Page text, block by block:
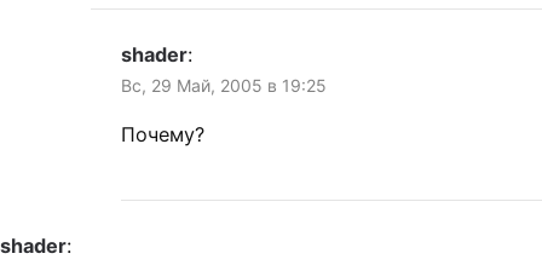
shader:
Вс, 29 Май, 2005 в 19:25
Почему?
shader: